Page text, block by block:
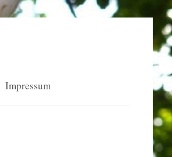
Impressum